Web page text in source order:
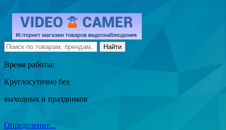
Время работы:
Круглосуточно без
выходных и праздников
Определение...